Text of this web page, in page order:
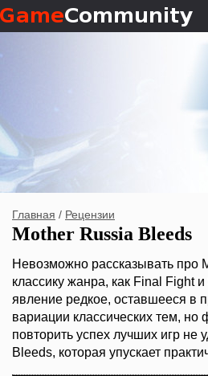
Главная / Рецензии
Mother Russia Bleeds
Невозможно рассказывать про
классику жанра, как Final Fight
явление редкое, оставшееся
вариации классических тем,
повторить успех лучших игр не
Bleeds, которая упускает